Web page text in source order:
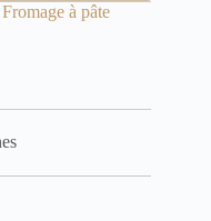
Fromage à pâte